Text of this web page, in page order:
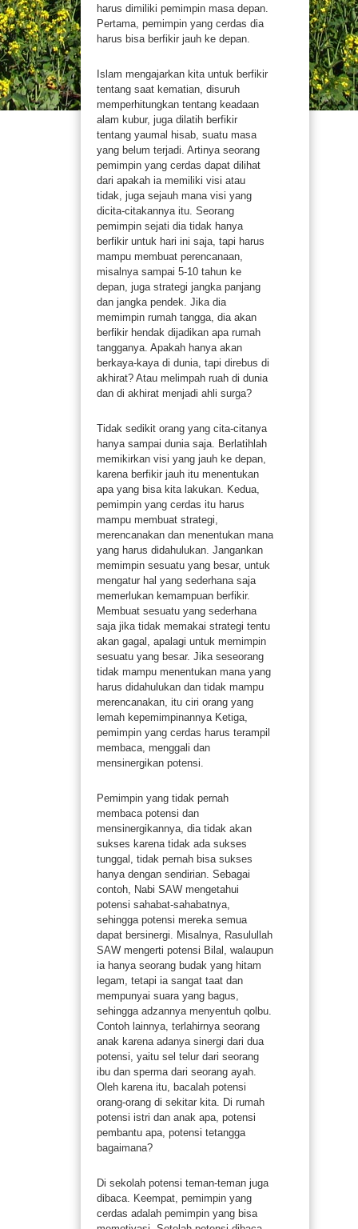
harus dimiliki pemimpin masa depan.
Pertama, pemimpin yang cerdas dia
harus bisa berfikir jauh ke depan.
Islam mengajarkan kita untuk berfikir
tentang saat kematian, disuruh
memperhitungkan tentang keadaan
alam kubur, juga dilatih berfikir
tentang yaumal hisab, suatu masa
yang belum terjadi. Artinya seorang
pemimpin yang cerdas dapat dilihat
dari apakah ia memiliki visi atau
tidak, juga sejauh mana visi yang
dicita-citakannya itu. Seorang
pemimpin sejati dia tidak hanya
berfikir untuk hari ini saja, tapi harus
mampu membuat perencanaan,
misalnya sampai 5-10 tahun ke
depan, juga strategi jangka panjang
dan jangka pendek. Jika dia
memimpin rumah tangga, dia akan
berfikir hendak dijadikan apa rumah
tangganya. Apakah hanya akan
berkaya-kaya di dunia, tapi direbus di
akhirat? Atau melimpah ruah di dunia
dan di akhirat menjadi ahli surga?
Tidak sedikit orang yang cita-citanya
hanya sampai dunia saja. Berlatihlah
memikirkan visi yang jauh ke depan,
karena berfikir jauh itu menentukan
apa yang bisa kita lakukan. Kedua,
pemimpin yang cerdas itu harus
mampu membuat strategi,
merencanakan dan menentukan mana
yang harus didahulukan. Jangankan
memimpin sesuatu yang besar, untuk
mengatur hal yang sederhana saja
memerlukan kemampuan berfikir.
Membuat sesuatu yang sederhana
saja jika tidak memakai strategi tentu
akan gagal, apalagi untuk memimpin
sesuatu yang besar. Jika seseorang
tidak mampu menentukan mana yang
harus didahulukan dan tidak mampu
merencanakan, itu ciri orang yang
lemah kepemimpinannya Ketiga,
pemimpin yang cerdas harus terampil
membaca, menggali dan
mensinergikan potensi.
Pemimpin yang tidak pernah
membaca potensi dan
mensinergikannya, dia tidak akan
sukses karena tidak ada sukses
tunggal, tidak pernah bisa sukses
hanya dengan sendirian. Sebagai
contoh, Nabi SAW mengetahui
potensi sahabat-sahabatnya,
sehingga potensi mereka semua
dapat bersinergi. Misalnya, Rasulullah
SAW mengerti potensi Bilal, walaupun
ia hanya seorang budak yang hitam
legam, tetapi ia sangat taat dan
mempunyai suara yang bagus,
sehingga adzannya menyentuh qolbu.
Contoh lainnya, terlahirnya seorang
anak karena adanya sinergi dari dua
potensi, yaitu sel telur dari seorang
ibu dan sperma dari seorang ayah.
Oleh karena itu, bacalah potensi
orang-orang di sekitar kita. Di rumah
potensi istri dan anak apa, potensi
pembantu apa, potensi tetangga
bagaimana?
Di sekolah potensi teman-teman juga
dibaca. Keempat, pemimpin yang
cerdas adalah pemimpin yang bisa